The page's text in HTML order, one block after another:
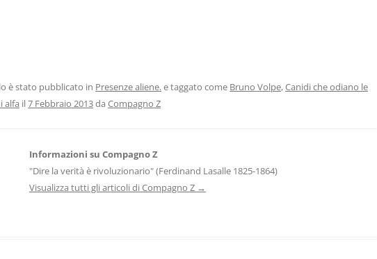
è stato pubblicato in Presenze aliene.e taggato come Bruno Volpe,Canidi che odiano le
alfa il7 Febbraio 2013da Compagno Z
Informazioni su Compagno Z
"Dire la verità è rivoluzionario" (Ferdinand Lasalle 1825-1864)
Visualizza tutti gli articoli di Compagno Z →